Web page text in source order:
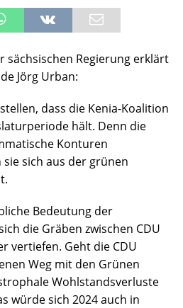
sächsischen Regierung erklärt
Jörg Urban:
dass die Kenia-Koalition
hält. Denn die
Konturen
sich aus der grünen
Bedeutung der
die Gräben zwischen CDU
vertiefen. Geht die CDU
Weg mit den Grünen
Wohlstandsverluste
würde sich 2024 auch in